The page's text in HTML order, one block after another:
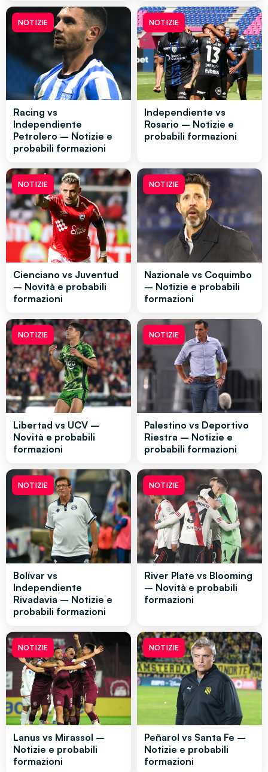
NOTIZIE
Racing vs
Independiente
Petrolero – Notizie e
probabili formazioni
NOTIZIE
Independiente vs
Rosario – Notizie e
probabili formazioni
NOTIZIE
Cienciano vs Juventud
– Novità e probabili
formazioni
NOTIZIE
Nazionale vs Coquimbo
– Notizie e probabili
formazioni
NOTIZIE
Libertad vs UCV –
Novità e probabili
formazioni
NOTIZIE
Palestino vs Deportivo
Riestra – Notizie e
probabili formazioni
NOTIZIE
Bolívar vs
Independiente
Rivadavia – Notizie e
probabili formazioni
NOTIZIE
River Plate vs Blooming
– Novità e probabili
formazioni
NOTIZIE
Lanus vs Mirassol –
Notizie e probabili
formazioni
NOTIZIE
Peñarol vs Santa Fe –
Notizie e probabili
formazioni